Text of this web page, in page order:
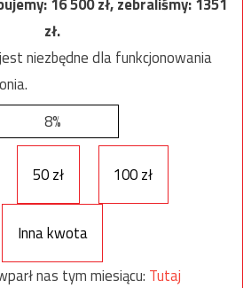
zł.
niezbędne dla funkcjonowania
8%
50 zł 100 zł
Inna kwota
nas tym miesiącu: Tutaj